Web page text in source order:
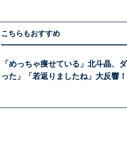
こちらもおすすめ
「めっちゃ痩せている」北斗晶、
った」「若返りましたね」大反響！